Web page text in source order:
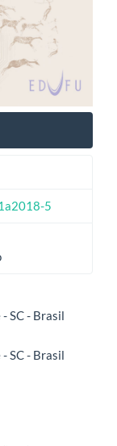
5
SC - Brasil
SC - Brasil